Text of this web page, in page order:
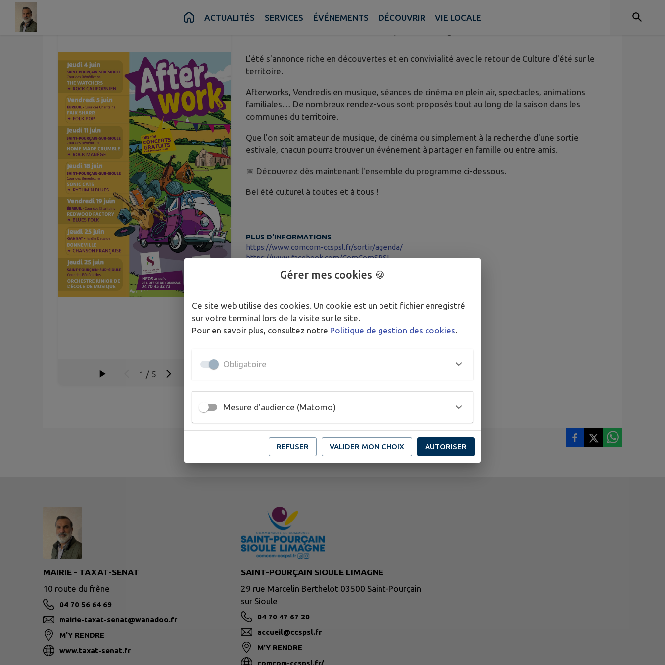
Contenu Pied de page ACTUALITÉS SERVICES ÉVÉNEMENTS DÉCOUVRIR VIE LOCALE
1 / 5
DISPONIBLE !
L'été s'annonce riche en découvertes et en convivialité avec le retour de Culture d'été sur le
territoire.
Afterworks, Vendredis en musique, séances de cinéma en plein air, spectacles, animations
familiales… De nombreux rendez-vous sont proposés tout au long de la saison dans les
communes du territoire.
Que l'on soit amateur de musique, de cinéma ou simplement à la recherche d'une sortie
estivale, chacun pourra trouver un événement à partager en famille ou entre amis.
📅 Découvrez dès maintenant l'ensemble du programme ci-dessous.
Bel été culturel à toutes et à tous !
PLUS D'INFORMATIONS
https://www.comcom-ccspsl.fr/sortir/agenda/
https://www.facebook.com/ComComSPSL
https://www.valdesioule.com/
MAIRIE - TAXAT-SENAT
10 route du frêne
04 70 56 64 69
mairie-taxat-senat@wanadoo.fr
M'Y RENDRE
www.taxat-senat.fr
SAINT-POURÇAIN SIOULE LIMAGNE
29 rue Marcelin Berthelot 03500 Saint-Pourçain
sur Sioule
04 70 47 67 20
accueil@ccspsl.fr
M'Y RENDRE
comcom-ccspsl.fr/
Gérer mes cookies 🍪
Ce site web utilise des cookies. Un cookie est un petit fichier enregistré
sur votre terminal lors de la visite sur le site.
Pour en savoir plus, consultez notre Politique de gestion des cookies
Obligatoire
Mesure d'audience (Matomo)
REFUSER VALIDER MON CHOIX AUTORISER